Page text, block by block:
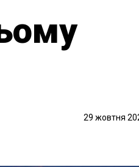
29 жовтня